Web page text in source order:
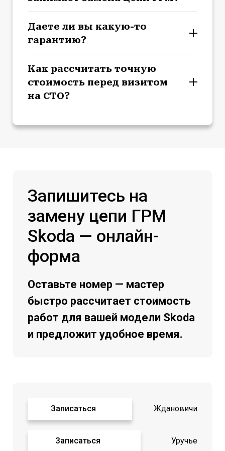
Даете ли вы какую-то
гарантию?
Как рассчитать точную
стоимость перед визитом
на СТО?
Запишитесь на
замену цепи ГРМ
Skoda — онлайн-
форма
Оставьте номер — мастер
быстро рассчитает стоимость
работ для вашей модели Skoda
и предложит удобное время.
Записаться Ждановичи
Записаться Уручье